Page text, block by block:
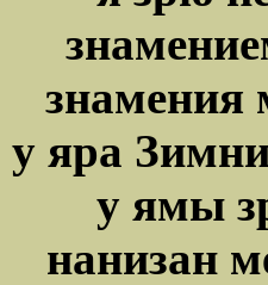
знамения
у яра
у ямы
нанизан